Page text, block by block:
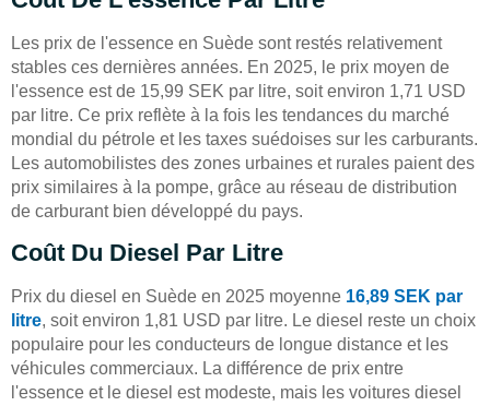
Les prix de l'essence en Suède sont restés relativement
stables ces dernières années. En 2025, le prix moyen de
l'essence est de 15,99 SEK par litre, soit environ 1,71 USD
par litre. Ce prix reflète à la fois les tendances du marché
mondial du pétrole et les taxes suédoises sur les carburants.
Les automobilistes des zones urbaines et rurales paient des
prix similaires à la pompe, grâce au réseau de distribution
de carburant bien développé du pays.
Coût Du Diesel Par Litre
Prix du diesel en Suède en 2025 moyenne 16,89 SEK par
litre, soit environ 1,81 USD par litre. Le diesel reste un choix
populaire pour les conducteurs de longue distance et les
véhicules commerciaux. La différence de prix entre
l'essence et le diesel est modeste, mais les voitures diesel